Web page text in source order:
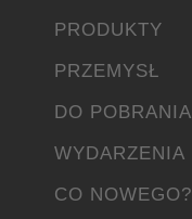
PRODUKTY
PRZEMYSŁ
DO POBRANIA
WYDARZENIA
CO NOWEGO?